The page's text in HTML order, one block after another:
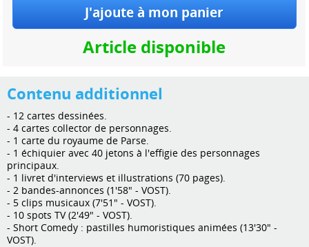
Article disponible
Contenu additionnel
- 12 cartes dessinées.
- 4 cartes collector de personnages.
- 1 carte du royaume de Parse.
- 1 échiquier avec 40 jetons à l'effigie des personnages
principaux.
- 1 livret d'interviews et illustrations (70 pages).
- 2 bandes-annonces (1'58" - VOST).
- 5 clips musicaux (7'51" - VOST).
- 10 spots TV (2'49" - VOST).
- Short Comedy : pastilles humoristiques animées (13'30" -
VOST).